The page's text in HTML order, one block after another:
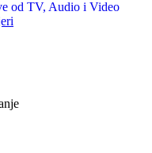
od TV, Audio i Video